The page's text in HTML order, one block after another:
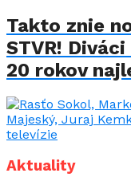
Takto znie
STVR!
20 rokov
Aktuality